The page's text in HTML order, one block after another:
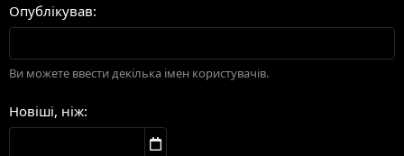
Опублікував
Ви можете ввести декілька імен користувачів.
Новіші, ніж